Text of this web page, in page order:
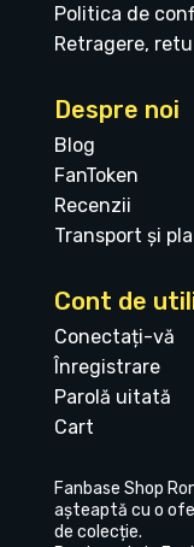
Politica de
Retragere,
Despre noi
Blog
FanToken
Recenzii
Transport și
Cont de
Conectați-vă
Înregistrare
Parolă uitată
Cart
Fanbase Shop
așteaptă cu o
de colecție.